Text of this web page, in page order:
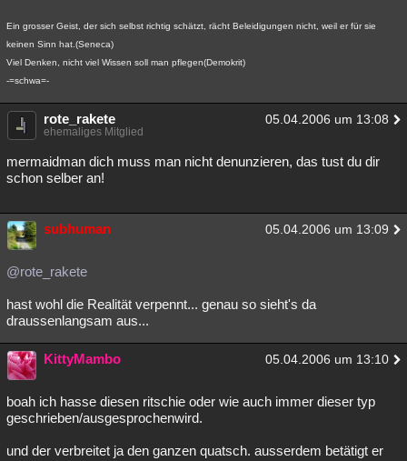
Ein grosser Geist, der sich selbst richtig schätzt, rächt Beleidigungen nicht, weil er für sie
keinen Sinn hat.(Seneca)
Viel Denken, nicht viel Wissen soll man pflegen(Demokrit)
-=schwa=-
rote_rakete 05.04.2006 um 13:08
ehemaliges Mitglied
mermaidman dich muss man nicht denunzieren, das tust du dir
schon selber an!
subhuman 05.04.2006 um 13:09
@rote_rakete
hast wohl die Realität verpennt... genau so sieht's da
draussenlangsam aus...
KittyMambo 05.04.2006 um 13:10
boah ich hasse diesen ritschie oder wie auch immer dieser typ
geschrieben/ausgesprochenwird.
und der verbreitet ja den ganzen quatsch. ausserdem betätigt er